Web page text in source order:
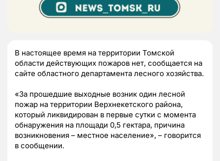
В настоящее время на территории Томской
области действующих пожаров нет, сообщается на
сайте областного департамента лесного хозяйства.
«За прошедшие выходные возник один лесной
пожар на территории Верхнекетского района,
который ликвидирован в первые сутки с момента
обнаружения на площади 0,5 гектара, причина
возникновения – местное население», – говорится
в сообщении.